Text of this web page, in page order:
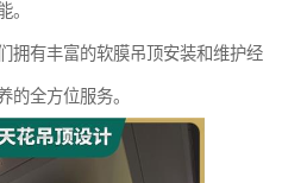
。
拥有丰富的软膜吊顶安装和维护经
的全方位服务。